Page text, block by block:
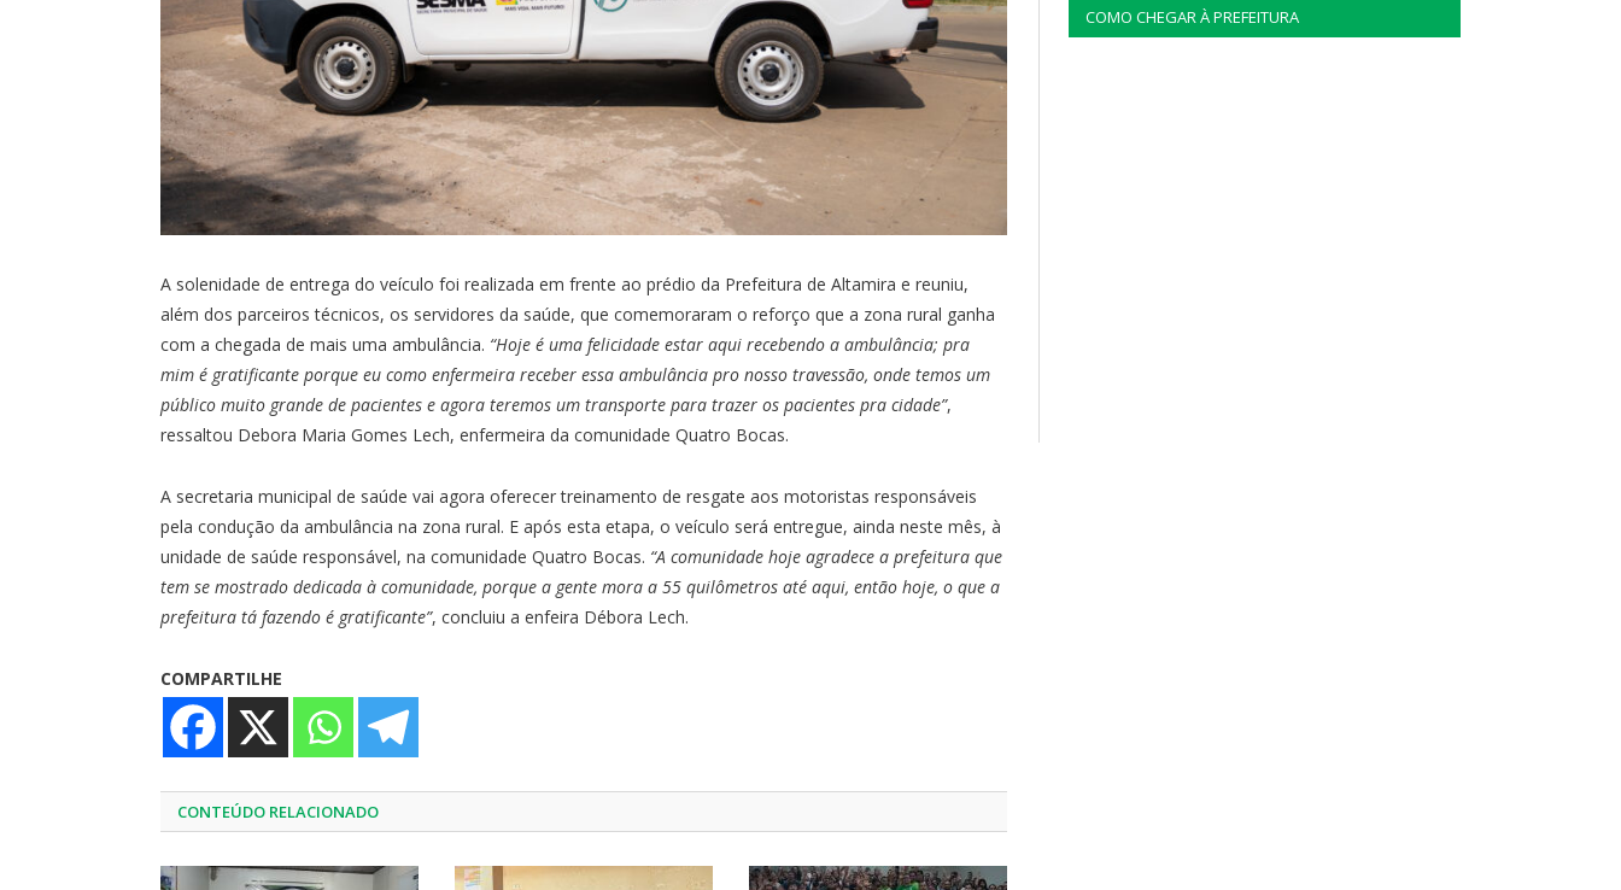
A solenidade de entrega do veículo foi realizada em frente ao prédio da Prefeitura de Altamira e reuniu,
além dos parceiros técnicos, os servidores da saúde, que comemoraram o reforço que a zona rural ganha
com a chegada de mais uma ambulância. “Hoje é uma felicidade estar aqui recebendo a ambulância; pra
mim é gratificante porque eu como enfermeira receber essa ambulância pro nosso travessão, onde temos um
público muito grande de pacientes e agora teremos um transporte para trazer os pacientes pra cidade”,
ressaltou Debora Maria Gomes Lech, enfermeira da comunidade Quatro Bocas.
A secretaria municipal de saúde vai agora oferecer treinamento de resgate aos motoristas responsáveis
pela condução da ambulância na zona rural. E após esta etapa, o veículo será entregue, ainda neste mês, à
unidade de saúde responsável, na comunidade Quatro Bocas. “A comunidade hoje agradece a prefeitura que
tem se mostrado dedicada à comunidade, porque a gente mora a 55 quilômetros até aqui, então hoje, o que a
prefeitura tá fazendo é gratificante”, concluiu a enfeira Débora Lech.
COMPARTILHE
CONTEÚDO RELACIONADO
COMO CHEGAR À PREFEITURA